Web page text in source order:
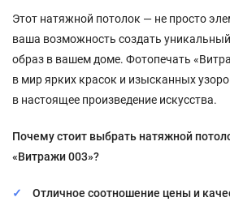
Этот натяжной потолок — не просто
ваша возможность создать
образ в вашем доме. Фотопечать
в мир ярких красок и изысканных
в настоящее произведение искусства.
Почему стоит выбрать натяжной
«Витражи 003»?
Отличное соотношение цены и